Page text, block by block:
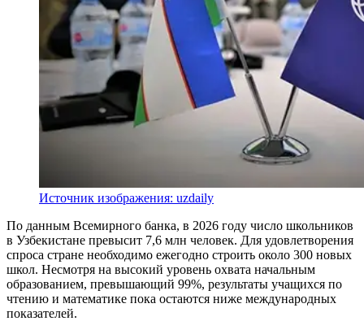
Источник изображения: uzdaily
По данным Всемирного банка, в 2026 году число школьников
в Узбекистане превысит 7,6 млн человек. Для удовлетворения
спроса стране необходимо ежегодно строить около 300 новых
школ. Несмотря на высокий уровень охвата начальным
образованием, превышающий 99%, результаты учащихся по
чтению и математике пока остаются ниже международных
показателей.